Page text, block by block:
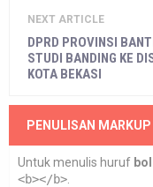
NEXT ARTICLE
DPRD PROVINSI
STUDI BANDING KE
KOTA BEKASI
PENULISAN
Untuk menulis huruf
<b></b>